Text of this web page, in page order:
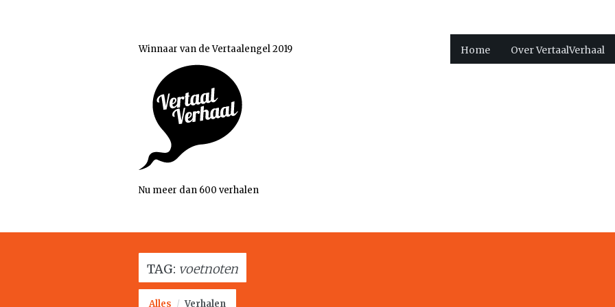
Winnaar van de Vertaalengel 2019
Nu meer dan 600 verhalen
Home Over VertaalVerhaal
TAG: voetnoten
Alles / Verhalen